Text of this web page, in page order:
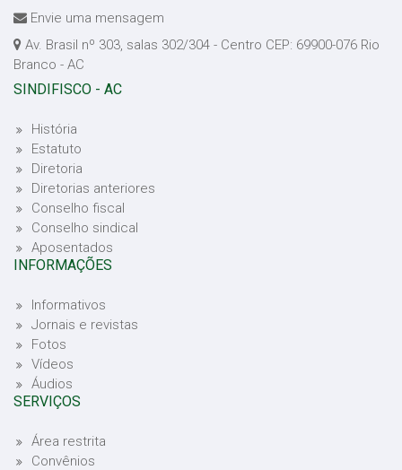
Envie uma mensagem
Av. Brasil nº 303, salas 302/304 - Centro CEP: 69900-076 Rio
Branco - AC
SINDIFISCO - AC
História
Estatuto
Diretoria
Diretorias anteriores
Conselho fiscal
Conselho sindical
Aposentados
INFORMAÇÕES
Informativos
Jornais e revistas
Fotos
Vídeos
Áudios
SERVIÇOS
Área restrita
Convênios